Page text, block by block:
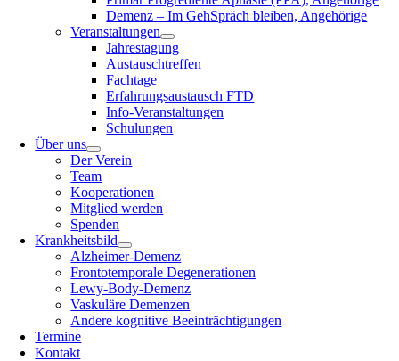
Demenz – Im GehSpräch bleiben, Angehörige
Veranstaltungen
Jahrestagung
Austauschtreffen
Fachtage
Erfahrungsaustausch FTD
Info-Veranstaltungen
Schulungen
Über uns
Der Verein
Team
Kooperationen
Mitglied werden
Spenden
Krankheitsbild
Alzheimer-Demenz
Frontotemporale Degenerationen
Lewy-Body-Demenz
Vaskuläre Demenzen
Andere kognitive Beeinträchtigungen
Termine
Kontakt